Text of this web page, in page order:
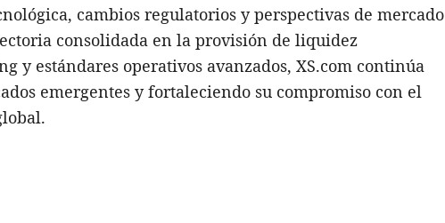
cambios regulatorios y perspectivas de mercado
consolidada en la provisión de liquidez
y estándares operativos avanzados, XS.com continúa
emergentes y fortaleciendo su compromiso con el